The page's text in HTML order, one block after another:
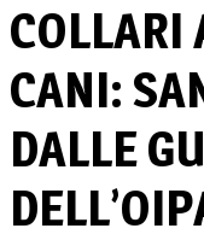
COLLARI
CANI:
DALLE